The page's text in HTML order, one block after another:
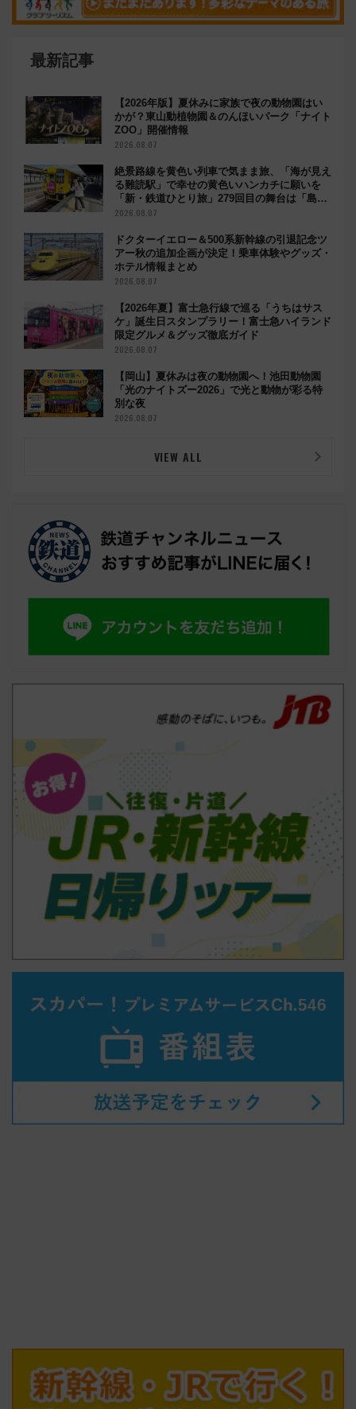
最新記事
【2026年版】夏休みに家族で夜の動物園はい
かが？東山動植物園＆のんほいパーク「ナイト
ZOO」開催情報
2026.08.07
絶景路線を黄色い列車で気まま旅、「海が見え
る難読駅」で幸せの黄色いハンカチに願いを
「新・鉄道ひとり旅」279回目の舞台は「島原
鉄道」
2026.08.07
ドクターイエロー＆500系新幹線の引退記念ツ
アー秋の追加企画が決定！乗車体験やグッズ・
ホテル情報まとめ
2026.08.07
【2026年夏】富士急行線で巡る「うちはサス
ケ」誕生日スタンプラリー！富士急ハイランド
限定グルメ＆グッズ徹底ガイド
2026.08.07
【岡山】夏休みは夜の動物園へ！池田動物園
「光のナイトズー2026」で光と動物が彩る特
別な夜
2026.08.07
VIEW ALL